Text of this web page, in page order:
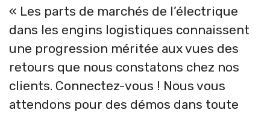
« Les parts de marchés de l’électrique
dans les engins logistiques connaissent
une progression méritée aux vues des
retours que nous constatons chez nos
clients. Connectez-vous ! Nous vous
attendons pour des démos dans toute